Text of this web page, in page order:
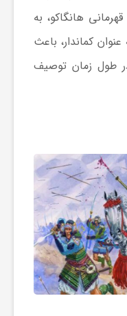
هانگاکو، به
کماندار، باعث
طول زمان توصیف